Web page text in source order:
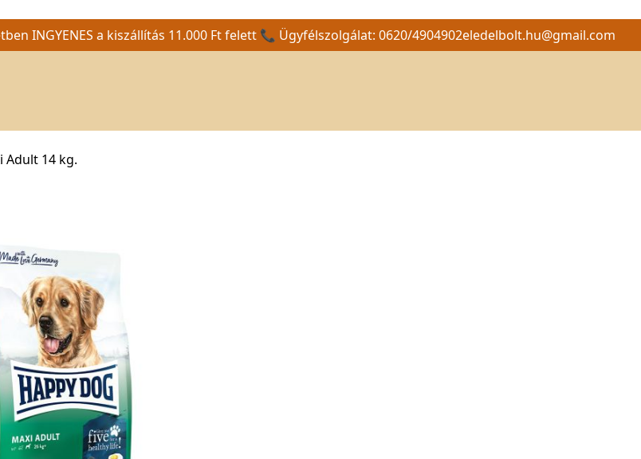
INGYENES a kiszállítás 11.000 Ft felett 📞 Ügyfélszolgálat: 0620/4904902eledelbolt.hu@gmail.com
Adult 14 kg.